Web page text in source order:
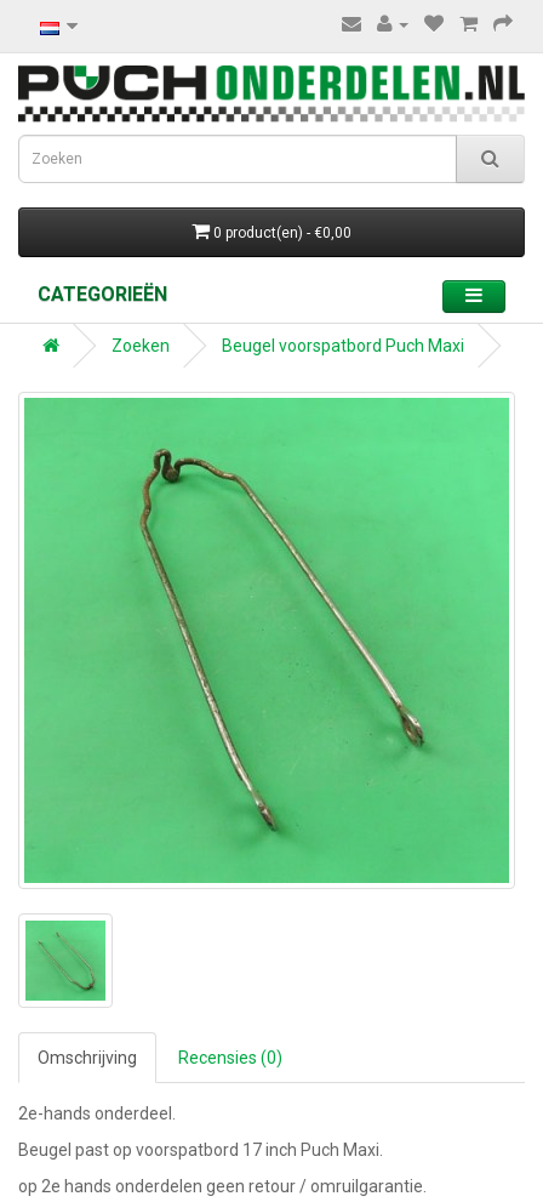
0 product(en) - €0,00
CATEGORIEËN
Zoeken Beugel voorspatbord Puch Maxi
Omschrijving Recensies (0)
2e-hands onderdeel.
Beugel past op voorspatbord 17 inch Puch Maxi.
op 2e hands onderdelen geen retour / omruilgarantie.